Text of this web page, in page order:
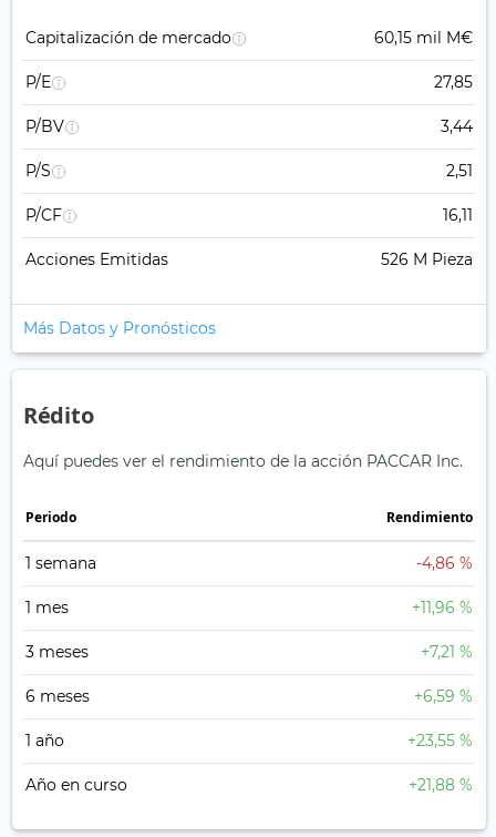
Capitalización de mercado 60,15 mil M€
P/E 27,85
P/BV 3,44
P/S 2,51
P/CF 16,11
Acciones Emitidas 526 M Pieza
Más Datos y Pronósticos
Rédito
Aquí puedes ver el rendimiento de la acción PACCAR Inc.
Periodo Rendimiento
1 semana -4,86 %
1 mes +11,96 %
3 meses +7,21 %
6 meses +6,59 %
1 año +23,55 %
Año en curso +21,88 %